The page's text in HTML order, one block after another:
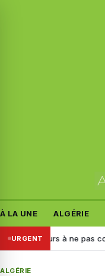
À LA UNE ALGÉRIE
URGENTà ne pas commettre
ALGÉRIE